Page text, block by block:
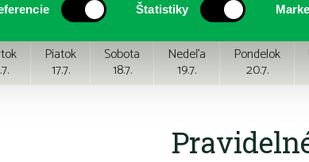
Štatistiky
Piatok
17.7.
Sobota
18.7.
Nedeľa
19.7.
Pondelok
20.7.